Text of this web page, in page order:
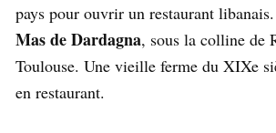
pays pour ouvrir un restaurant
Mas de Dardagna, sous la colline de
Toulouse. Une vieille ferme du XIXe
en restaurant.